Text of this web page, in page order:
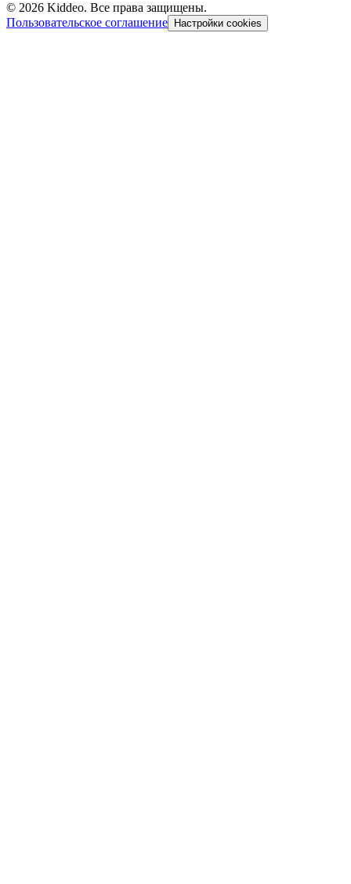
© 2026 Kiddeo. Все права защищены.
Пользовательское соглашение
Настройки cookies